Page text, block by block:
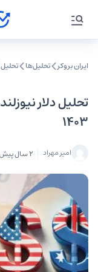
ایران بروکر تحلیل‌ها تحلیل‌
۱۴۰۳
امیر مهراد 2 سال پیش